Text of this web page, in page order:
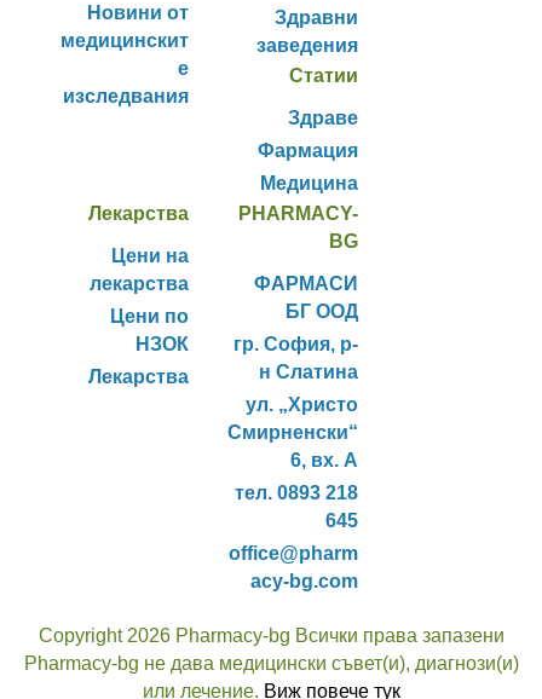
Новини от
медицинскит
е
изследвания
Здравни
заведения
Статии
Здраве
Фармация
Медицина
Лекарства
Цени на
лекарства
Цени по
НЗОК
Лекарства
PHARMACY-
BG
ФАРМАСИ
БГ ООД
гр. София, р-
н Слатина
ул. „Христо
Смирненски“
6, вх. А
тел. 0893 218
645
office@pharm
acy-bg.com
Copyright 2026 Pharmacy-bg Всички права запазени
Pharmacy-bg не дава медицински съвет(и), диагнози(и)
или лечение. Виж повече тук